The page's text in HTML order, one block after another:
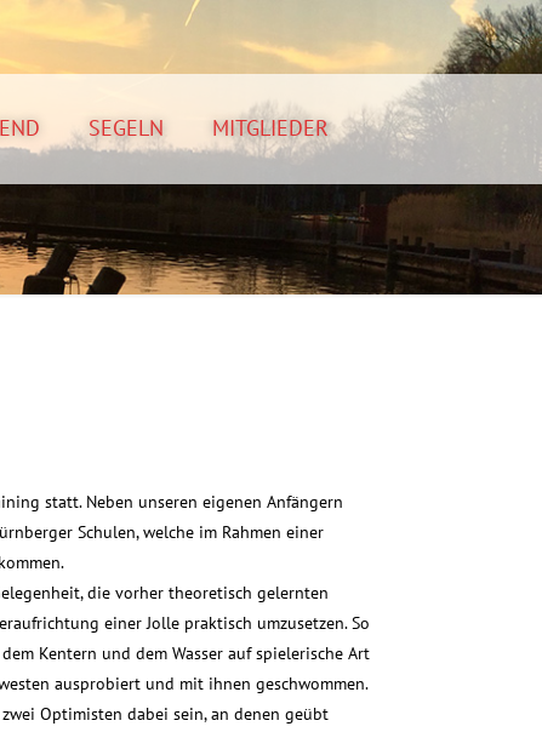
SEGELN MITGLIEDER
statt. Neben unseren eigenen Anfängern
Schulen, welche im Rahmen einer
die vorher theoretisch gelernten
einer Jolle praktisch umzusetzen. So
Kentern und dem Wasser auf spielerische Art
ausprobiert und mit ihnen geschwommen.
Optimisten dabei sein, an denen geübt